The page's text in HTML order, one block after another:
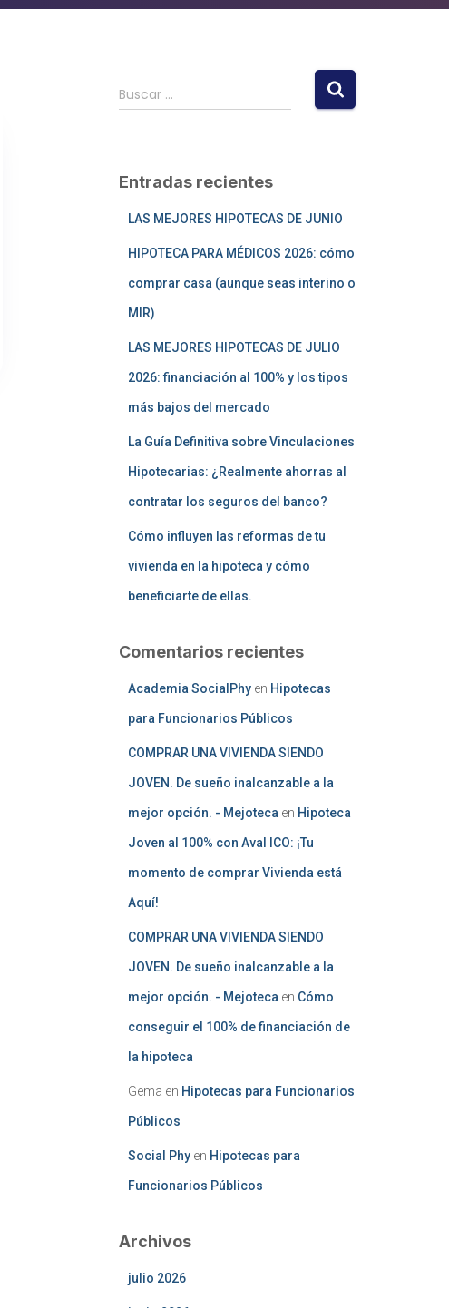
Buscar …
Entradas recientes
LAS MEJORES HIPOTECAS DE JUNIO
HIPOTECA PARA MÉDICOS 2026: cómo
comprar casa (aunque seas interino o
MIR)
LAS MEJORES HIPOTECAS DE JULIO
2026: financiación al 100% y los tipos
más bajos del mercado
La Guía Definitiva sobre Vinculaciones
Hipotecarias: ¿Realmente ahorras al
contratar los seguros del banco?
Cómo influyen las reformas de tu
vivienda en la hipoteca y cómo
beneficiarte de ellas.
Comentarios recientes
Academia SocialPhyen Hipotecas
para Funcionarios Públicos
COMPRAR UNA VIVIENDA SIENDO
JOVEN. De sueño inalcanzable a la
mejor opción. - Mejoteca en Hipoteca
Joven al 100% con Aval ICO: ¡Tu
momento de comprar Vivienda está
Aquí!
COMPRAR UNA VIVIENDA SIENDO
JOVEN. De sueño inalcanzable a la
mejor opción. - Mejoteca en Cómo
conseguir el 100% de financiación de
la hipoteca
Gema en Hipotecas para Funcionarios
Públicos
Social Phyen Hipotecas para
Funcionarios Públicos
Archivos
julio 2026